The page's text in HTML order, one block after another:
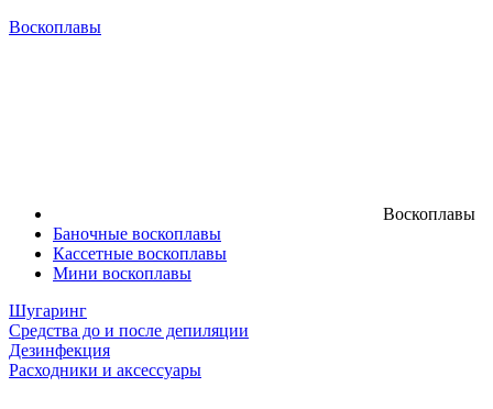
Воскоплавы
Воскоплавы
Баночные воскоплавы
Кассетные воскоплавы
Мини воскоплавы
Шугаринг
Средства до и после депиляции
Дезинфекция
Расходники и аксессуары